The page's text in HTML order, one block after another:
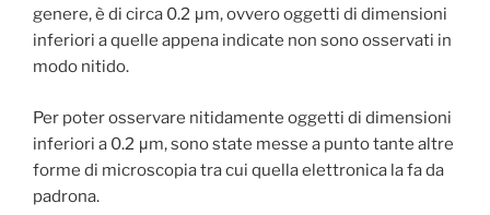
genere, è di circa 0.2 μm, ovvero oggetti di dimensioni
inferiori a quelle appena indicate non sono osservati in
modo nitido.
Per poter osservare nitidamente oggetti di dimensioni
inferiori a 0.2 μm, sono state messe a punto tante altre
forme di microscopia tra cui quella elettronica la fa da
padrona.